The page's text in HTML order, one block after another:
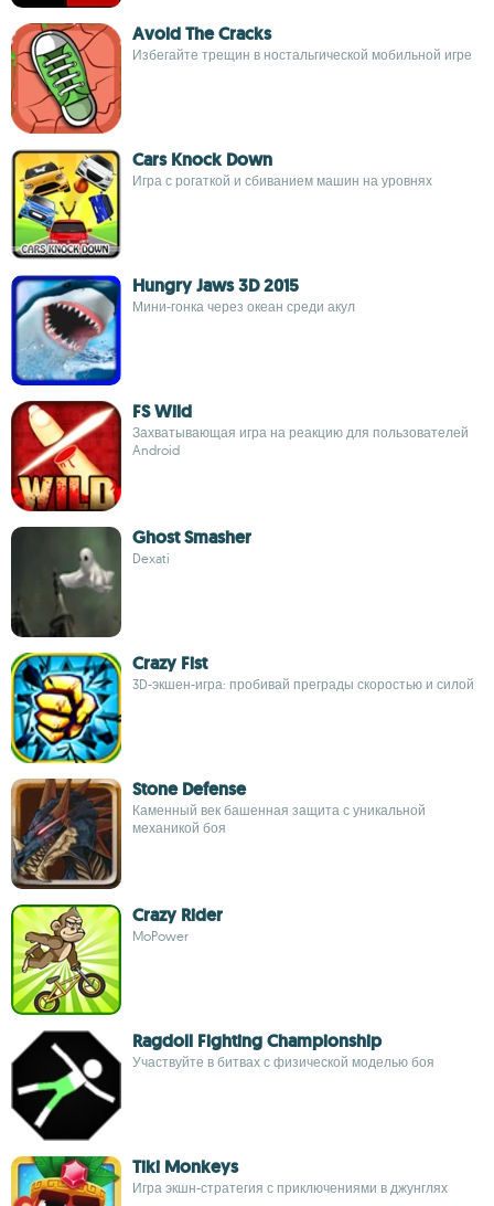
Avoid The Cracks
Избегайте трещин в ностальгической мобильной игре
Cars Knock Down
Игра с рогаткой и сбиванием машин на уровнях
Hungry Jaws 3D 2015
Мини-гонка через океан среди акул
FS Wild
Захватывающая игра на реакцию для пользователей
Android
Ghost Smasher
Dexati
Crazy Fist
3D-экшен-игра: пробивай преграды скоростью и силой
Stone Defense
Каменный век башенная защита с уникальной
механикой боя
Crazy Rider
MoPower
Ragdoll Fighting Championship
Участвуйте в битвах с физической моделью боя
Tiki Monkeys
Игра экшн-стратегия с приключениями в джунглях